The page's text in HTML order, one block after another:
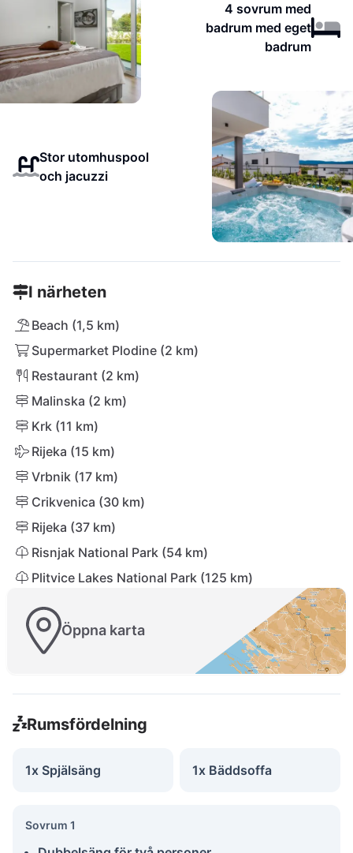
4 sovrum med
badrum med eget
badrum
Stor utomhuspool
och jacuzzi
I närheten
Beach (1,5 km)
Supermarket Plodine (2 km)
Restaurant (2 km)
Malinska (2 km)
Krk (11 km)
Rijeka (15 km)
Vrbnik (17 km)
Crikvenica (30 km)
Rijeka (37 km)
Risnjak National Park (54 km)
Plitvice Lakes National Park (125 km)
Öppna karta
Rumsfördelning
1x Spjälsäng 1x Bäddsoffa
Sovrum 1